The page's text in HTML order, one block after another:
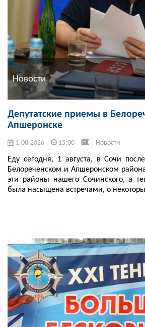
Новости
Депутатские приемы в
Апшеронске
1.08.2026 15:00 Новости
Еду сегодня, 1 августа, в Сочи
Белореченском и Апшеронском
эти районы нашего Сочинского, а
была насыщена встречами, о